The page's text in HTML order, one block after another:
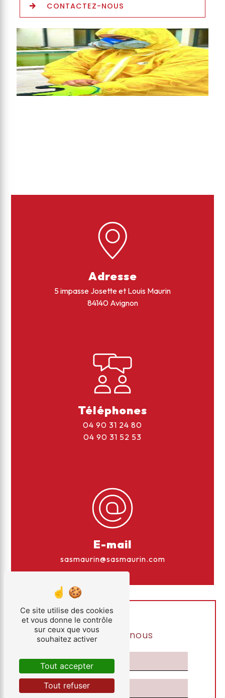
CONTACTEZ-NOUS
Adresse
5 impasse Josette et Louis Maurin
84140 Avignon
Téléphones
04 90 31 24 80
04 90 31 52 53
E-mail
sasmaurin@sasmaurin.com
Contactez-nous
Ce site utilise des cookies
et vous donne le contrôle
sur ceux que vous
souhaitez activer
Tout accepter
Tout refuser